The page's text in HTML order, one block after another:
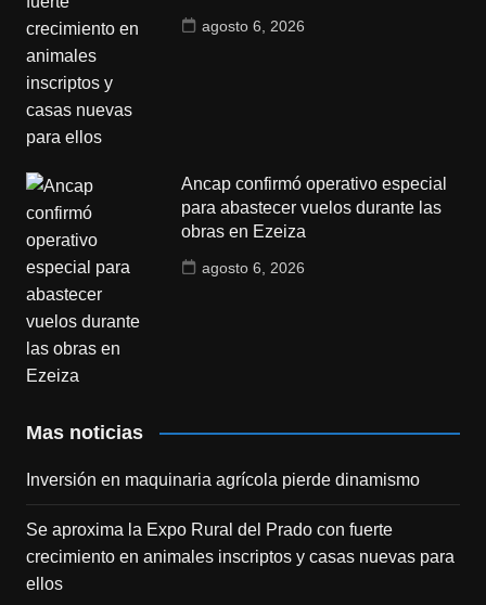
agosto 6, 2026
Ancap confirmó operativo especial
para abastecer vuelos durante las
obras en Ezeiza
agosto 6, 2026
Mas noticias
Inversión en maquinaria agrícola pierde dinamismo
Se aproxima la Expo Rural del Prado con fuerte
crecimiento en animales inscriptos y casas nuevas para
ellos